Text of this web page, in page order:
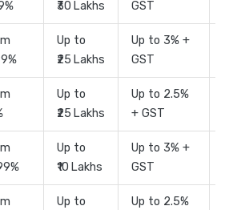
₹30 Lakhs
GST
Up to
₹25 Lakhs
Up to 3% +
GST
Up to
₹25 Lakhs
Up to 2.5%
+ GST
Up to
₹10 Lakhs
Up to 3% +
GST
Up to
Up to 2.5%